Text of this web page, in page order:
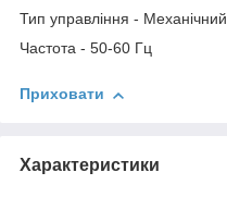
Тип управління - Механічний
Частота - 50-60 Гц
Приховати
Характеристики